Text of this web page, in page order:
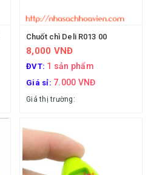
Chuốt chì Deli R013 00
8,000 VNĐ
ĐVT: 1 sản phẩm
Giá sỉ: 7.000 VNĐ
Giá thị trường: